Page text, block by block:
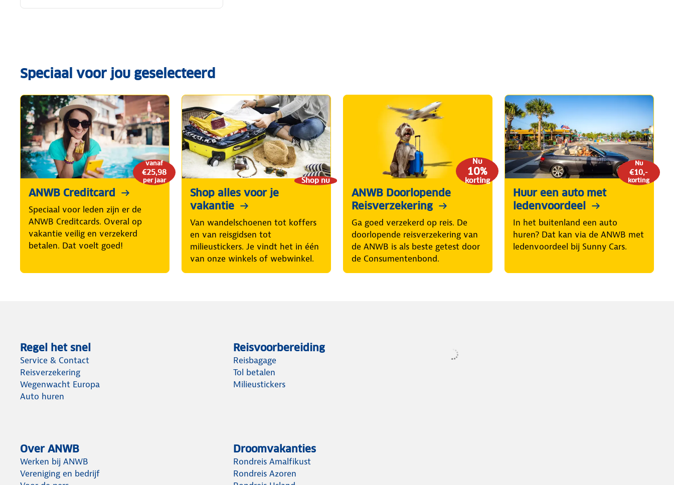
Speciaal voor jou geselecteerd
vanaf
€25,98
per jaar
ANWB Creditcard
Speciaal voor leden zijn er de
ANWB Creditcards. Overal op
vakantie veilig en verzekerd
betalen. Dat voelt goed!
Shop nu
Shop alles voor je
vakantie
Van wandelschoenen tot koffers
en van reisgidsen tot
milieustickers. Je vindt het in één
van onze winkels of webwinkel.
Nu
10%
korting
ANWB Doorlopende
Reisverzekering
Ga goed verzekerd op reis. De
doorlopende reisverzekering van
de ANWB is als beste getest door
de Consumentenbond.
Nu
€10,-
korting
Huur een auto met
ledenvoordeel
In het buitenland een auto
huren? Dat kan via de ANWB met
ledenvoordeel bij Sunny Cars.
Regel het snel
Service & Contact
Reisverzekering
Wegenwacht Europa
Auto huren
Reisvoorbereiding
Reisbagage
Tol betalen
Milieustickers
Over ANWB
Werken bij ANWB
Vereniging en bedrijf
Droomvakanties
Rondreis Amalfikust
Rondreis Azoren